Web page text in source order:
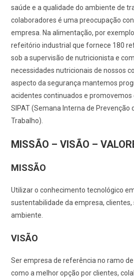
saúde e a qualidade do ambiente de
colaboradores é uma preocupação
empresa. Na alimentação, por
refeitório industrial que fornece 180
sob a supervisão de nutricionista e
necessidades nutricionais de nossos
aspecto da segurança mantemos
acidentes continuados e promovemos
SIPAT (Semana Interna de Prevenção
Trabalho).
MISSÃO – VISÃO –
MISSÃO
Utilizar o conhecimento tecnológico
sustentabilidade da empresa, clientes,
ambiente.
VISÃO
Ser empresa de referência no ramo
como a melhor opção por clientes,